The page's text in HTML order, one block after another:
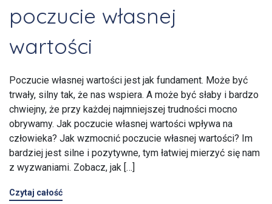
poczucie własnej
wartości
Poczucie własnej wartości jest jak fundament. Może być
trwały, silny tak, że nas wspiera. A może być słaby i bardzo
chwiejny, że przy każdej najmniejszej trudności mocno
obrywamy. Jak poczucie własnej wartości wpływa na
człowieka? Jak wzmocnić poczucie własnej wartości? Im
bardziej jest silne i pozytywne, tym łatwiej mierzyć się nam
z wyzwaniami. Zobacz, jak […]
Czytaj całość